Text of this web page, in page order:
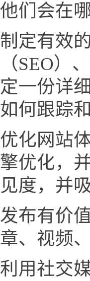
他们会在
制定有效
（SEO）
定一份详
如何跟踪
优化网站
擎优化，
见度，并
发布有价
章、视频
利用社交